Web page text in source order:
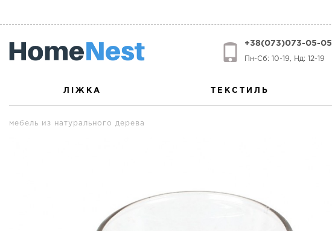
+38(073)073-05-05
Пн-Сб: 10-19, Нд: 12-19
ЛІЖКА ТЕКСТИЛЬ
мебель из натурального дерева